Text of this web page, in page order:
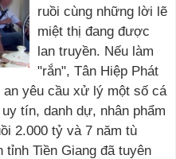
ruồi cùng những lời lẽ
miệt thị đang được
lan truyền. Nếu làm
"rắn", Tân Hiệp Phát
yêu cầu xử lý một số cá
tín, danh dự, nhân phẩm
2.000 tỷ và 7 năm tù
tỉnh Tiền Giang đã tuyên